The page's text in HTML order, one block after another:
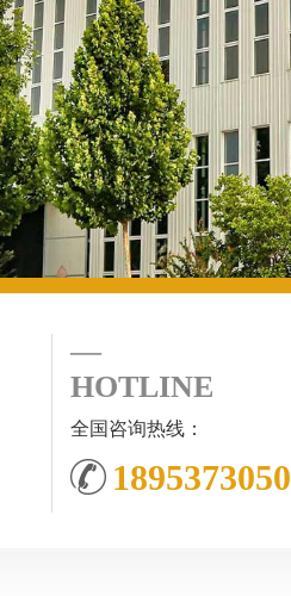
HOTLINE
全国咨询热线：